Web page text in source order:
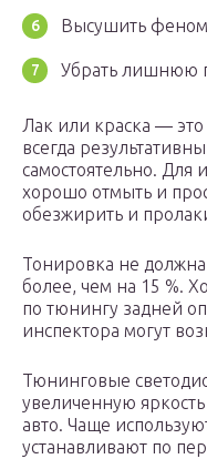
Высушить
Убрать лишнюю
Лак или краска —
всегда
самостоятельно. Для
хорошо отмыть и
обезжирить и
Тонировка не
более, чем на 15 %.
по тюнингу задней
инспектора могут
Тюнинговые
увеличенную
авто. Чаще
устанавливают по